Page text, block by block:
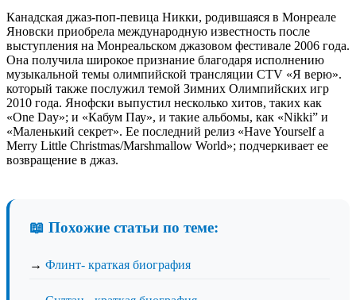
Канадская джаз-поп-певица Никки, родившаяся в Монреале
Яновски приобрела международную известность после
выступления на Монреальском джазовом фестивале 2006 года.
Она получила широкое признание благодаря исполнению
музыкальной темы олимпийской трансляции CTV «Я верю».
который также послужил темой Зимних Олимпийских игр
2010 года. Янофски выпустил несколько хитов, таких как
«One Day»; и «Кабум Пау», и такие альбомы, как «Nikki” и
«Маленький секрет». Ее последний релиз «Have Yourself a
Merry Little Christmas/Marshmallow World»; подчеркивает ее
возвращение в джаз.
📖 Похожие статьи по теме:
→ Флинт- краткая биография